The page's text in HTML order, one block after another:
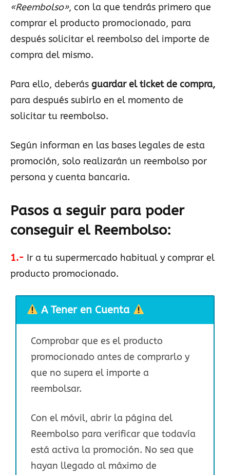
«Reembolso», con la que tendrás primero que
comprar el producto promocionado, para
después solicitar el reembolso del importe de
compra del mismo.
Para ello, deberás guardar el ticket de compra,
para después subirlo en el momento de
solicitar tu reembolso.
Según informan en las bases legales de esta
promoción, solo realizarán un reembolso por
persona y cuenta bancaria.
Pasos a seguir para poder
conseguir el Reembolso:
1.- Ir a tu supermercado habitual y comprar el
producto promocionado.
A Tener en Cuenta
Comprobar que es el producto
promocionado antes de comprarlo y
que no supera el importe a
reembolsar.
Con el móvil, abrir la página del
Reembolso para verificar que todavía
está activa la promoción. No sea que
hayan llegado al máximo de